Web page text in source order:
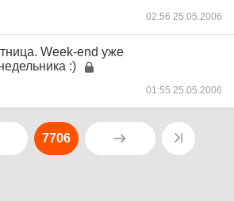
02:56 25.05.2006
Week-end уже
:)
01:55 25.05.2006
7706